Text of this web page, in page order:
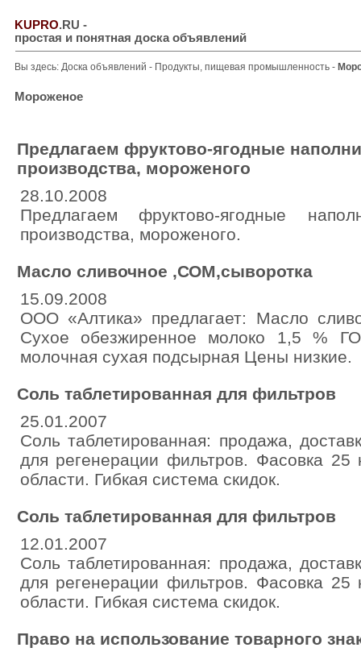
KUPRO.RU -
простая и понятная доска объявлений
Вы здесь: Доска объявлений - Продукты, пищевая промышленность -
Мороженое
Предлагаем фруктово-ягодные
производства, мороженого
28.10.2008
Предлагаем фруктово-ягодные
производства, мороженого.
Масло сливочное ,СОМ,сыворотка
15.09.2008
ООО «Алтика» предлагает: Масло
Сухое обезжиренное молоко 1,5 %
молочная сухая подсырная Цены низкие.
Соль таблетированная для фильтров
25.01.2007
Соль таблетированная: продажа,
для регенерации фильтров. Фасовка 25
области. Гибкая система скидок.
Соль таблетированная для фильтров
12.01.2007
Соль таблетированная: продажа,
для регенерации фильтров. Фасовка 25
области. Гибкая система скидок.
Право на использование товарного